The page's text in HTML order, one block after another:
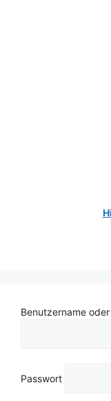
Benutzername
Passwort